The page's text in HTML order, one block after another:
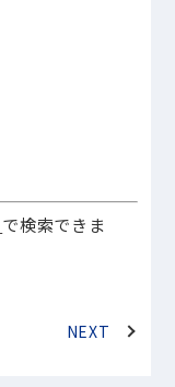
で検索できま
NEXT